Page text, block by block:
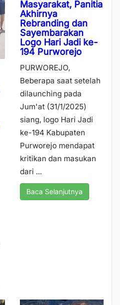
Masyarakat, Panitia
Akhirnya
Rebranding dan
Sayembarakan
Logo Hari Jadi ke-
194 Purworejo
PURWOREJO,
Beberapa saat setelah
dilaunching pada
Jum'at (31/1/2025)
siang, logo Hari Jadi
ke-194 Kabupaten
Purworejo mendapat
kritikan dan masukan
dari ...
Baca Selanjutnya